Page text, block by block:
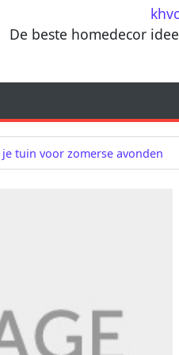
De beste homedecor
tuin voor zomerse avonden